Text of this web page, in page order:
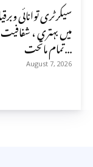
سیکرٹری توانائی
میں بہتری ،
تمام ماتحت...
August 7, 2026